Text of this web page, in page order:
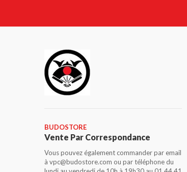
BUDOSTORE
Vente Par Correspondance
Vous pouvez également commander par email
à vpc@budostore.com ou par téléphone du